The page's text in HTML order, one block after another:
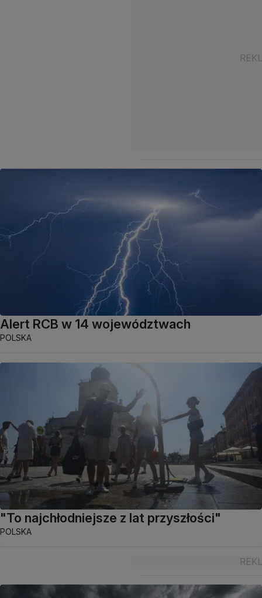
Alert RCB w 14 województwach
POLSKA
"To najchłodniejsze z lat przyszłości"
POLSKA